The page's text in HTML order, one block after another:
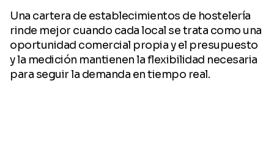
Una cartera de establecimientos de hostelería
rinde mejor cuando cada local se trata como una
oportunidad comercial propia y el presupuesto
y la medición mantienen la flexibilidad necesaria
para seguir la demanda en tiempo real.